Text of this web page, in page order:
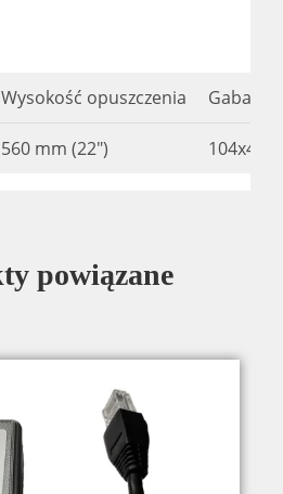
Wysokość opuszczenia
560 mm (22″)
Gabaryt
powiązane